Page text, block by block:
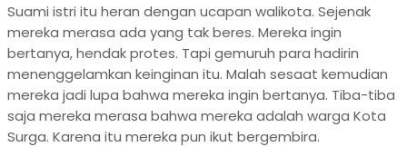
Suami istri itu heran dengan ucapan walikota. Sejenak
mereka merasa ada yang tak beres. Mereka ingin
bertanya, hendak protes. Tapi gemuruh para hadirin
menenggelamkan keinginan itu. Malah sesaat kemudian
mereka jadi lupa bahwa mereka ingin bertanya. Tiba-tiba
saja mereka merasa bahwa mereka adalah warga Kota
Surga. Karena itu mereka pun ikut bergembira.